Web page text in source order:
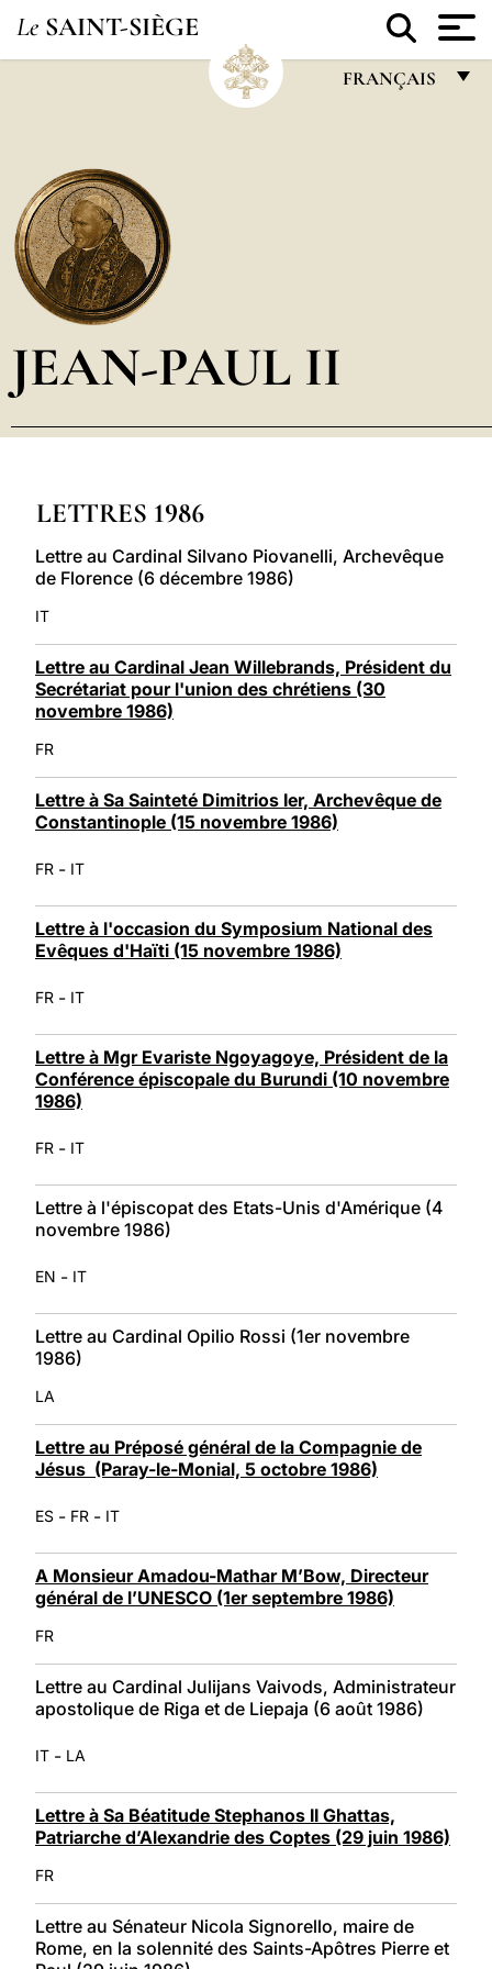
Le SAINT-SIÈGE
FRANÇAIS
العربيّة
JEAN-PAUL II
LETTRES 1986
Lettre au Cardinal Silvano Piovanelli, Archevêque
de Florence (6 décembre 1986)
IT
Lettre au Cardinal Jean Willebrands, Président du
Secrétariat pour l'union des chrétiens (30
novembre 1986)
FR
Lettre à Sa Sainteté Dimitrios Ier, Archevêque de
Constantinople (15 novembre 1986)
FR - IT
Lettre à l'occasion du Symposium National des
Evêques d'Haïti (15 novembre 1986)
FR - IT
Lettre à Mgr Evariste Ngoyagoye, Président de la
Conférence épiscopale du Burundi (10 novembre
1986)
FR - IT
Lettre à l'épiscopat des Etats-Unis d'Amérique (4
novembre 1986)
EN - IT
Lettre au Cardinal Opilio Rossi (1er novembre
1986)
LA
Lettre au Préposé général de la Compagnie de
Jésus (Paray-le-Monial, 5 octobre 1986)
ES - FR - IT
A Monsieur Amadou-Mathar M’Bow, Directeur
général de l’UNESCO (1er septembre 1986)
FR
Lettre au Cardinal Julijans Vaivods, Administrateur
apostolique de Riga et de Liepaja (6 août 1986)
IT - LA
Lettre à Sa Béatitude Stephanos II Ghattas,
Patriarche d’Alexandrie des Coptes (29 juin 1986)
FR
Lettre au Sénateur Nicola Signorello, maire de
Rome, en la solennité des Saints-Apôtres Pierre et